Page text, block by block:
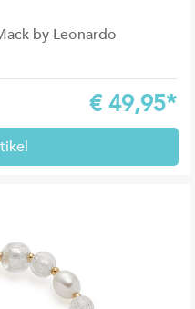
by Leonardo
€ 49,95*